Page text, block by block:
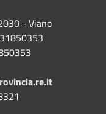
- Viano